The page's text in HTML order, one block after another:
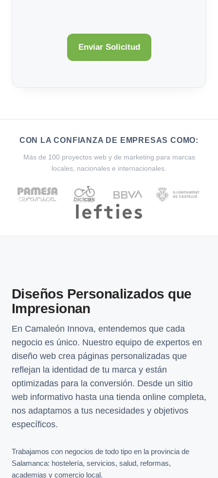
CON LA CONFIANZA DE EMPRESAS COMO:
Más de 100 proyectos web y de marketing para marcas
locales, nacionales e internacionales.
Diseños Personalizados que
Impresionan
En Camaleón Innova, entendemos que cada
negocio es único. Nuestro equipo de expertos en
diseño web crea páginas personalizadas que
reflejan la identidad de tu marca y están
optimizadas para la conversión. Desde un sitio
web informativo hasta una tienda online completa,
nos adaptamos a tus necesidades y objetivos
específicos.
Trabajamos con negocios de todo tipo en la provincia de
Salamanca: hostelería, servicios, salud, reformas,
academias y comercio local.